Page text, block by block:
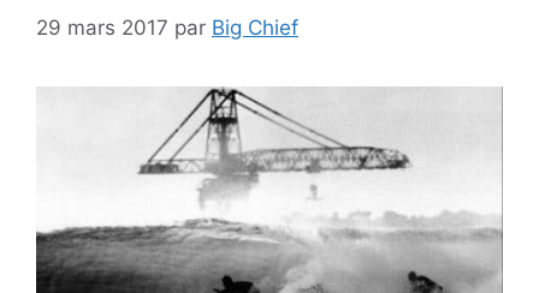
29 mars 2017 par Big Chief